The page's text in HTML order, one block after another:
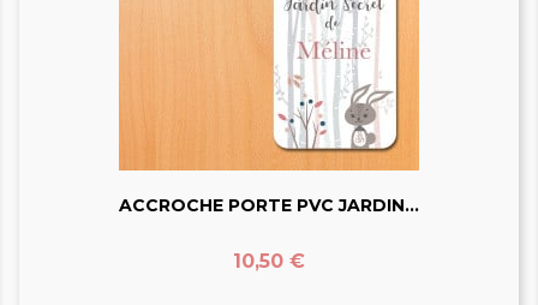
ACCROCHE PORTE PVC JARDIN...
Prix
10,50 €